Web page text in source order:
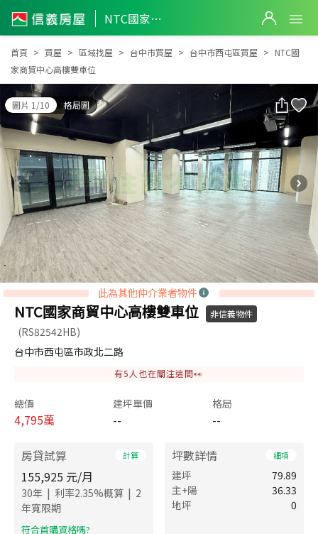
NTC國家商貿中心高樓雙車位
NTC國家商貿中心高樓雙車位
首頁 買屋 區域找屋 台中市買屋 台中市西屯區買屋
NTC國
家商貿中心高樓雙車位
圖片 1/10 格局圖
此為其他仲介業者物件
NTC國家商貿中心高樓雙車位 非信義物件
(RS82542HB)
台中市西屯區市政北二路
有5 人也在關注這間👀
總價
4,795萬
建坪單價
--
格局
--
房貸試算 計算
155,925 元/月
30年 | 利率2.35%概算 | 2
年寬限期
​符合首購資格嗎?
坪數詳情 細項
建坪
79.89
主+陽
36.33
地坪
0